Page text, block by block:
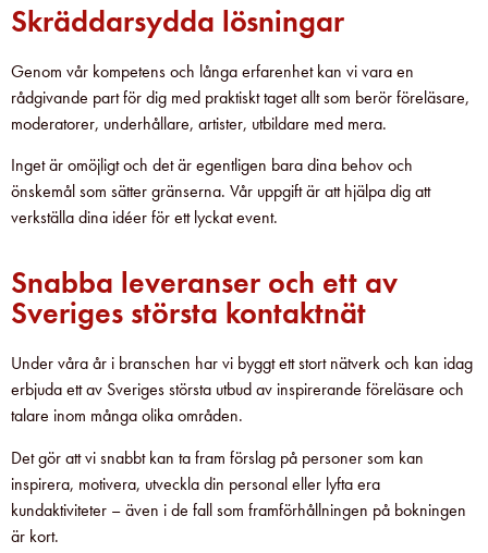
Skräddarsydda lösningar
Genom vår kompetens och långa erfarenhet kan vi vara en
rådgivande part för dig med praktiskt taget allt som berör föreläsare,
moderatorer, underhållare, artister, utbildare med mera.
Inget är omöjligt och det är egentligen bara dina behov och
önskemål som sätter gränserna. Vår uppgift är att hjälpa dig att
verkställa dina idéer för ett lyckat event.
Snabba leveranser och ett av
Sveriges största kontaktnät
Under våra år i branschen har vi byggt ett stort nätverk och kan idag
erbjuda ett av Sveriges största utbud av inspirerande föreläsare och
talare inom många olika områden.
Det gör att vi snabbt kan ta fram förslag på personer som kan
inspirera, motivera, utveckla din personal eller lyfta era
kundaktiviteter – även i de fall som framförhållningen på bokningen
är kort.